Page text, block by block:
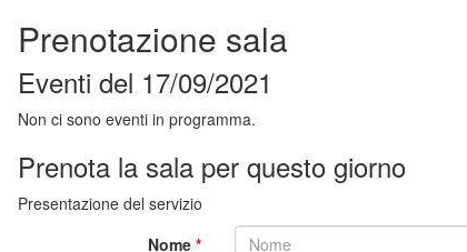
Prenotazione sala
Eventi del 17/09/2021
Non ci sono eventi in programma.
Prenota la sala per questo giorno
Presentazione del servizio
Nome *